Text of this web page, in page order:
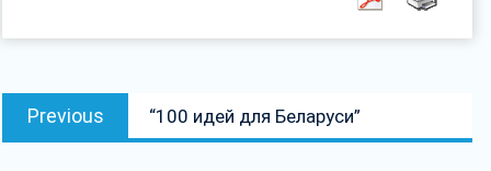
Навігацыя
Previous
Previous
post:
“100 идей для Беларуси”